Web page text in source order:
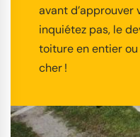
avant d’approuver
inquiétez pas, le
toiture en entier
cher !